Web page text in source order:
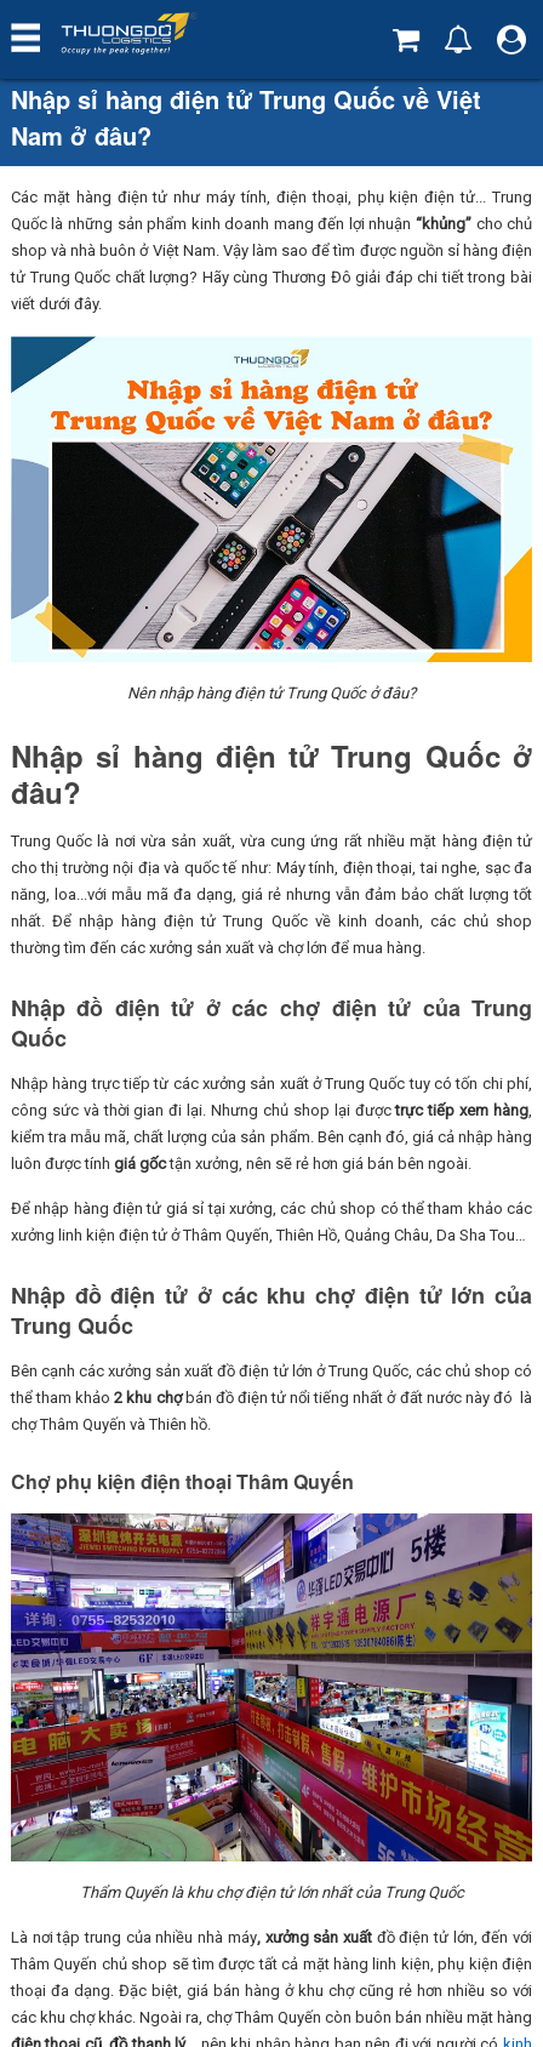
Nhập sỉ hàng điện tử Trung Quốc về Việt
Nam ở đâu?
Các mặt hàng điện tử như máy tính, điện thoại, phụ kiện điện tử... Trung
Quốc là những sản phẩm kinh doanh mang đến lợi nhuận “khủng”cho chủ
shop và nhà buôn ở Việt Nam. Vậy làm sao để tìm được nguồn sỉ hàng điện
tử Trung Quốc chất lượng? Hãy cùng Thương Đô giải đáp chi tiết trong bài
viết dưới đây.
Nên nhập hàng điện tử Trung Quốc ở đâu?
Nhập sỉ hàng điện tử Trung Quốc ở
đâu?
Trung Quốc là nơi vừa sản xuất, vừa cung ứng rất nhiều mặt hàng điện tử
cho thị trường nội địa và quốc tế như: Máy tính, điện thoại, tai nghe, sạc đa
năng, loa...với mẫu mã đa dạng, giá rẻ nhưng vẫn đảm bảo chất lượng tốt
nhất. Để nhập hàng điện tử Trung Quốc về kinh doanh, các chủ shop
thường tìm đến các xưởng sản xuất và chợ lớn để mua hàng.
Nhập đồ điện tử ở các chợ điện tử của Trung
Quốc
Nhập hàng trực tiếp từ các xưởng sản xuất ở Trung Quốc tuy có tốn chi phí,
công sức và thời gian đi lại. Nhưng chủ shop lại đượctrực tiếp xem hàng,
kiểm tra mẫu mã, chất lượng của sản phẩm. Bên cạnh đó, giá cả nhập hàng
luôn được tính giá gốctận xưởng, nên sẽ rẻ hơn giá bán bên ngoài.
Để nhập hàng điện tử giá sỉ tại xưởng, các chủ shop có thể tham khảo các
xưởng linh kiện điện tử ở Thâm Quyến, Thiên Hồ, Quảng Châu, Da Sha Tou…
Nhập đồ điện tử ở các khu chợ điện tử lớn của
Trung Quốc
Bên cạnh các xưởng sản xuất đồ điện tử lớn ở Trung Quốc, các chủ shop có
thể tham khảo 2 khu chợbán đồ điện tử nổi tiếng nhất ở đất nước này đó là
chợ Thâm Quyến và Thiên hồ.
Chợ phụ kiện điện thoại Thâm Quyến
Thẩm Quyến là khu chợ điện tử lớn nhất của Trung Quốc
Là nơi tập trung của nhiều nhà máy, xưởng sản xuấtđồ điện tử lớn, đến với
Thâm Quyến chủ shop sẽ tìm được tất cả mặt hàng linh kiện, phụ kiện điện
thoại đa dạng. Đặc biệt, giá bán hàng ở khu chợ cũng rẻ hơn nhiều so với
các khu chợ khác. Ngoài ra, chợ Thâm Quyến còn buôn bán nhiều mặt hàng